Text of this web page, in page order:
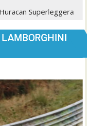
Superleggera